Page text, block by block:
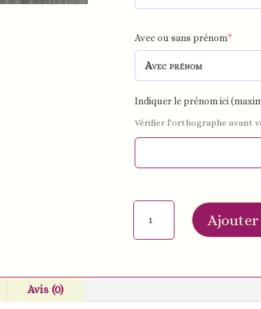
Avec ou sans prénom*
Indiquer le prénom ici
Vérifier l'orthographe avant
douce
Avis (0)